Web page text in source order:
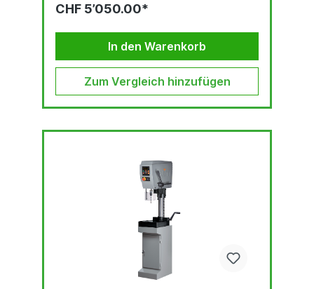
A1:2017.GewindeschneideinrichtungBedienpanel
hochwertige Bohrkopf-Haube mit ergonomisch
geneigter FrontLED-BeleuchtungSchnell...
CHF 5’050.00*
In den Warenkorb
Zum Vergleich hinzufügen